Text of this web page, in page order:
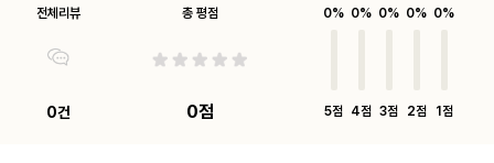
전체리뷰
0건
총 평점
0점
0%
5점
0%
4점
0%
3점
0%
2점
0%
1점